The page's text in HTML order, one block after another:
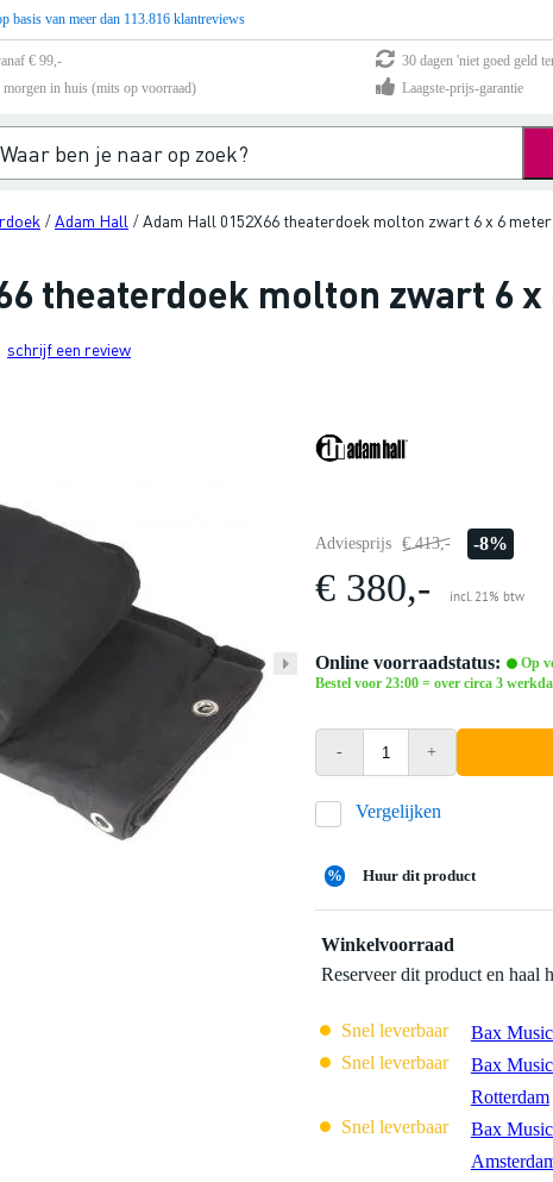
basis van meer dan 113.816 klantreviews
€ 99,-
30 dagen 'niet goed geld
morgen in huis (mits op voorraad)
Laagste-prijs-garantie
/Adam Hall /Adam Hall 0152X66 theaterdoek molton zwart 6 x 6 meter
theaterdoek molton zwart 6
schrijf een review
Adviesprijs € 413,- -8%
€ 380,- incl. 21% btw
Online voorraadstatus:
Op
Bestel voor 23:00 = over circa 3
- +
Vergelijken
% Huur dit product
Winkelvoorraad
Reserveer dit product en haal
Snel leverbaar Bax
Snel leverbaar
Bax
Rotterdam
Snel leverbaar
Bax